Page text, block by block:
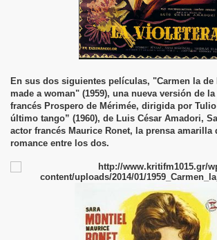
En sus dos siguientes películas, "Carmen la de
made a woman" (1959), una nueva versión de
francés Prospero de Mérimée, dirigida por
último tango” (1960), de Luis César Amadori,
actor francés Maurice Ronet, la prensa amarilla
romance entre los dos.